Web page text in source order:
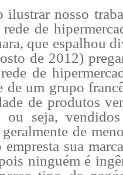
ilustrar nosso
rede de
que espalhou
de 2012)
de
de um grupo
de produtos
ou seja,
de
empresta sua
ninguém é